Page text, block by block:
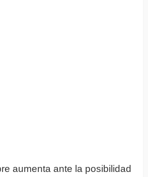
aumenta ante la posibilidad